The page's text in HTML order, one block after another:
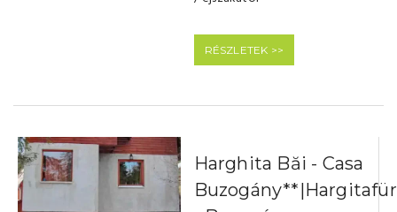
RÉSZLETEK >>
Harghita Băi - Casa